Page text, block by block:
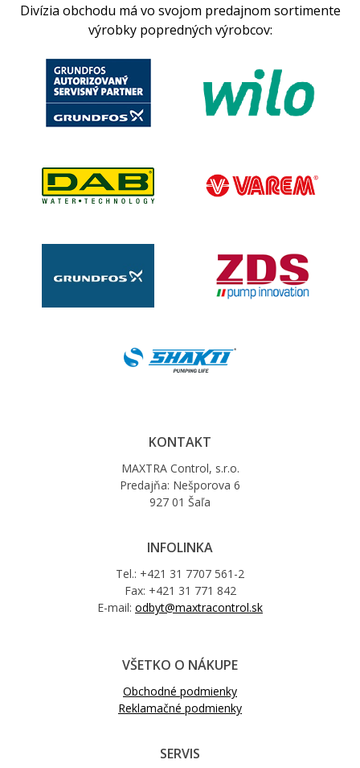
Divízia obchodu má vo svojom predajnom sortimente
výrobky popredných výrobcov:
KONTAKT
MAXTRA Control, s.r.o.
Predajňa: Nešporova 6
927 01 Šaľa
INFOLINKA
Tel.: +421 31 7707 561-2
Fax: +421 31 771 842
E-mail: odbyt@maxtracontrol.sk
VŠETKO O NÁKUPE
Obchodné podmienky
Reklamačné podmienky
SERVIS